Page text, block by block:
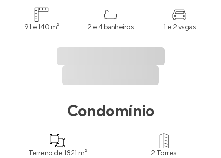
91 e 140 m² 2 e 4 banheiros 1 e 2 vagas
Condomínio
Terreno de 1821 m² 2 Torres